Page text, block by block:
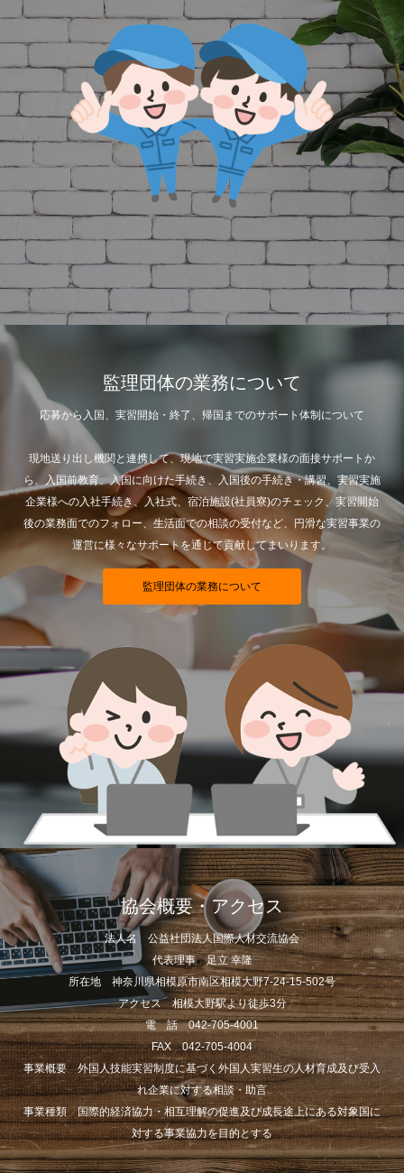
監理団体の業務について
応募から入国、実習開始・終了、帰国までのサポート体制について
現地送り出し機関と連携して、現地で実習実施企業様の面接サポートか
ら、入国前教育、入国に向けた手続き、入国後の手続き・講習、実習実施
企業様への入社手続き、入社式、宿泊施設(社員寮)のチェック、実習開始
後の業務面でのフォロー、生活面での相談の受付など、円滑な実習事業の
運営に様々なサポートを通じて貢献してまいります。
監理団体の業務について
協会概要・アクセス
法人名 公益社団法人国際人材交流協会
代表理事 足立 幸隆
所在地 神奈川県相模原市南区相模大野7-24-15-502号
アクセス 相模大野駅より徒歩3分
電 話 042-705-4001
FAX 042-705-4004
事業概要 外国人技能実習制度に基づく外国人実習生の人材育成及び受入
れ企業に対する相談・助言
事業種類 国際的経済協力・相互理解の促進及び成長途上にある対象国に
対する事業協力を目的とする